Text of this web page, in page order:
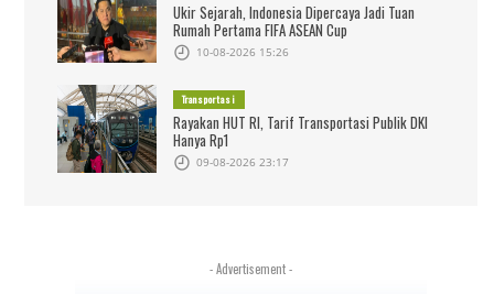
Ukir Sejarah, Indonesia Dipercaya Jadi Tuan
Rumah Pertama FIFA ASEAN Cup
10-08-2026 15:26
Transportasi
Rayakan HUT RI, Tarif Transportasi Publik DKI
Hanya Rp1
09-08-2026 23:17
- Advertisement -